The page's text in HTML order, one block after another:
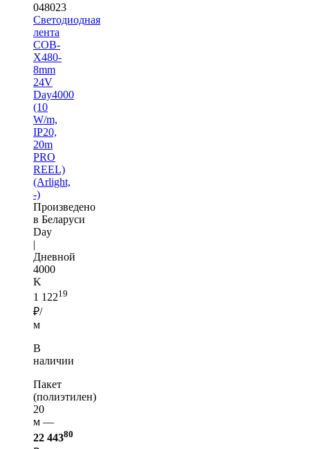
048023
Светодиодная
лента
COB-
X480-
8mm
24V
Day4000
(10
W/m,
IP20,
20m
PRO
REEL)
(Arlight,
-)
Произведено
в Беларуси
Day
|
Дневной
4000
K
1 12219
₽/
м
В
наличии
Пакет
(полиэтилен)
20
м —
22 44380